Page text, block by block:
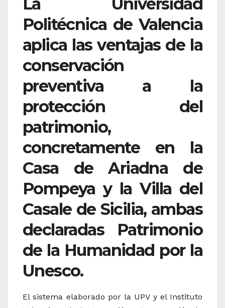
Politécnica de Valencia
aplica las ventajas de la
conservación
preventiva a la
protección del
patrimonio,
concretamente en la
Casa de Ariadna de
Pompeya y la Villa del
Casale de Sicilia, ambas
declaradas Patrimonio
de la Humanidad por la
Unesco.
El sistema elaborado por la UPV y el Instituto